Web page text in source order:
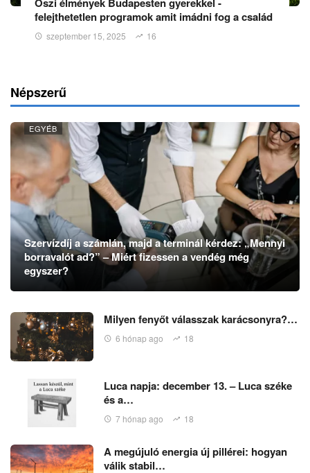
felejthetetlen programok amit imádni fog a család
szeptember 15, 2025 16
Népszerű
EGYÉB
Szervízdíj a számlán, majd a terminál kérdez: „Mennyi
borravalót ad?” – Miért fizessen a vendég még
egyszer?
Milyen fenyőt válasszak karácsonyra?…
6 hónap ago 18
Luca napja: december 13. – Luca széke
és a…
7 hónap ago 18
A megújuló energia új pillérei: hogyan
válik stabil…